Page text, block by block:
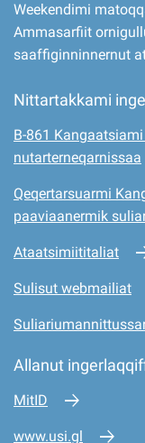
Weekendimi
Ammasarfiit
saaffiginninnernut
Nittartakkami
B-861
nutarterneqarnissaa
Qeqertarsuarmi
paaviaanermik
Ataatsimiititaliat
Sulisut webmailiat
Allanut
MitID
www.usi.gl